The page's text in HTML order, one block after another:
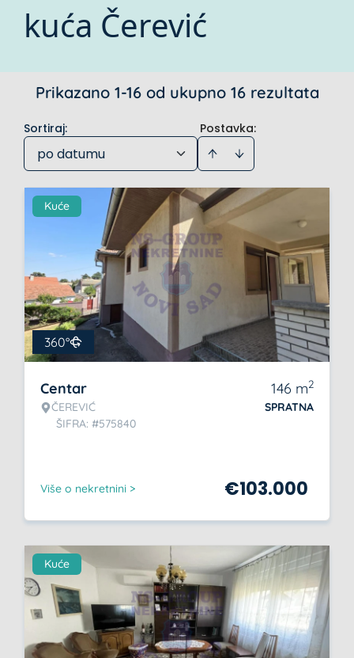
kuća Čerević
Prikazano 1-16 od ukupno 16 rezultata
Postavka:
Sortiraj:
po datumu
Kuće
360°
Centar
ČEREVIĆ
ŠIFRA: #575840
146 m2
SPRATNA
Više o nekretnini > €103.000
Kuće